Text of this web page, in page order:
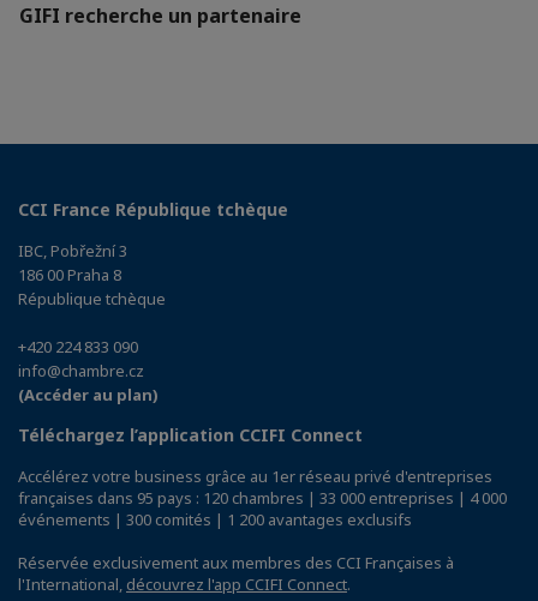
GIFI recherche un partenaire
CCI France République tchèque
IBC, Pobřežní 3
186 00 Praha 8
République tchèque
+420 224 833 090
info@chambre.cz
(Accéder au plan)
Téléchargez l’application CCIFI Connect
Accélérez votre business grâce au 1er réseau privé d'entreprises
françaises dans 95 pays : 120 chambres | 33 000 entreprises | 4 000
événements | 300 comités | 1 200 avantages exclusifs
Réservée exclusivement aux membres des CCI Françaises à
l'International, découvrez l'app CCIFI Connect.